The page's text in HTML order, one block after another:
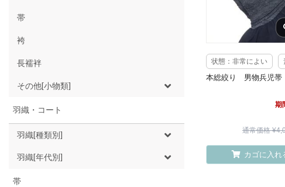
帯
袴
長襦袢
その他[小物類]
羽織・コート
羽織[種類別]
羽織[年代別]
帯
状態：非常によい
本総絞り 男物兵児帯
期
通常価格
カゴに入れ